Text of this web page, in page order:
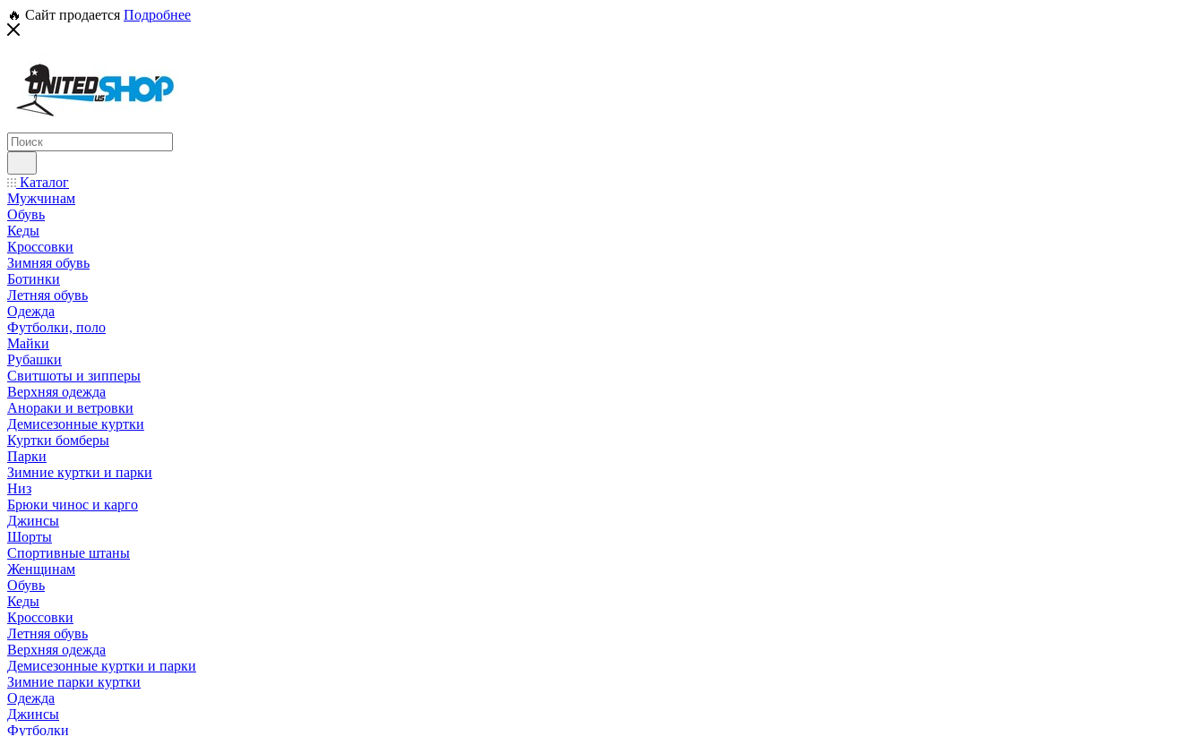
🔥 Сайт продается Подробнее
Каталог
Мужчинам
Обувь
Кеды
Кроссовки
Зимняя обувь
Ботинки
Летняя обувь
Одежда
Футболки, поло
Майки
Рубашки
Свитшоты и зипперы
Верхняя одежда
Анораки и ветровки
Демисезонные куртки
Куртки бомберы
Парки
Зимние куртки и парки
Низ
Брюки чинос и карго
Джинсы
Шорты
Спортивные штаны
Женщинам
Обувь
Кеды
Кроссовки
Летняя обувь
Верхняя одежда
Демисезонные куртки и парки
Зимние парки куртки
Одежда
Джинсы
Футболки